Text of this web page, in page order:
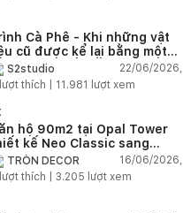
Cà Phê - Khi những vật
cũ được kể lại bằng một
ngữ thiết kế mới
S2studio
22/06/2026,
lượt thích | 11.981 lượt xem
hộ 90m2 tại Opal Tower
kế Neo Classic sang
cho gia đình trẻ
TRÒN DECOR
16/06/2026,
lượt thích | 3.205 lượt xem